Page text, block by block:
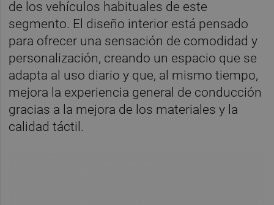
de los vehículos habituales de este
segmento. El diseño interior está pensado
para ofrecer una sensación de comodidad y
personalización, creando un espacio que se
adapta al uso diario y que, al mismo tiempo,
mejora la experiencia general de conducción
gracias a la mejora de los materiales y la
calidad táctil.